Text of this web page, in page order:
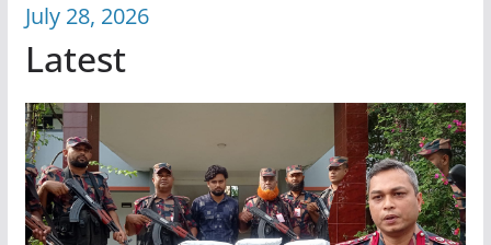
July 28, 2026
Latest